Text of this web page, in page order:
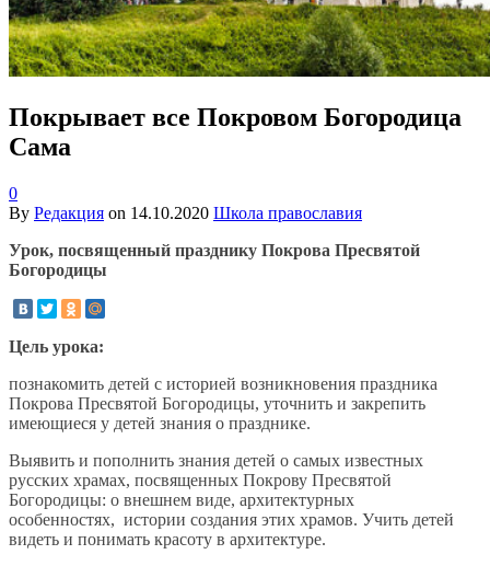
Покрывает все Покровом Богородица
Сама
0
By Редакция on 14.10.2020 Школа православия
Урок, посвященный празднику Покрова Пресвятой
Богородицы
Цель урока:
познакомить детей с историей возникновения праздника
Покрова Пресвятой Богородицы, уточнить и закрепить
имеющиеся у детей знания о празднике.
Выявить и пополнить знания детей о самых известных
русских храмах, посвященных Покрову Пресвятой
Богородицы: о внешнем виде, архитектурных
особенностях, истории создания этих храмов. Учить детей
видеть и понимать красоту в архитектуре.